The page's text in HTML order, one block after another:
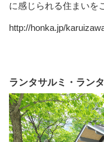
に感じられる住まいを
http://honka.jp/
ランタサルミ・ラン